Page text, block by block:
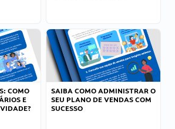
COMO
E
SAIBA COMO ADMINISTRAR O
SEU PLANO DE VENDAS COM
SUCESSO